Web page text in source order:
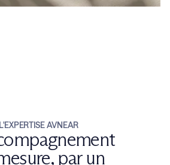
L'EXPERTISE AVNEAR
par un